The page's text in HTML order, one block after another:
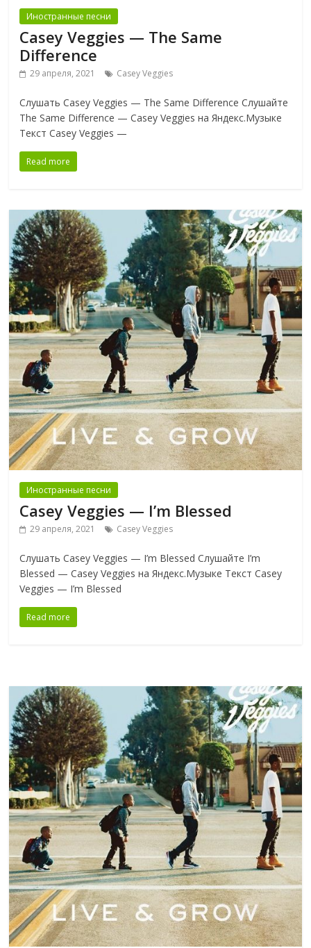
Иностранные песни
Casey Veggies — The Same
Difference
29 апреля, 2021 Casey Veggies
Слушать Casey Veggies — The Same Difference Слушайте
The Same Difference — Casey Veggies на Яндекс.Музыке
Текст Casey Veggies —
Read more
Иностранные песни
Casey Veggies — I’m Blessed
29 апреля, 2021 Casey Veggies
Слушать Casey Veggies — I’m Blessed Слушайте I’m
Blessed — Casey Veggies на Яндекс.Музыке Текст Casey
Veggies — I’m Blessed
Read more